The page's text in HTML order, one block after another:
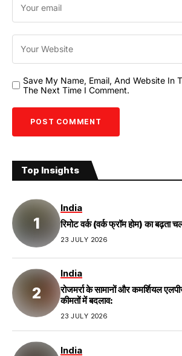
Save My Name, Email, And Website In
The Next Time I Comment.
Top Insights
India
रिमोट वर्क (वर्क फ्रॉम होम) का बढ़ता
23 JULY 2026
India
रोजमर्रा के सामानों और कमर्शियल
कीमतों में बदलाव:
23 JULY 2026
India